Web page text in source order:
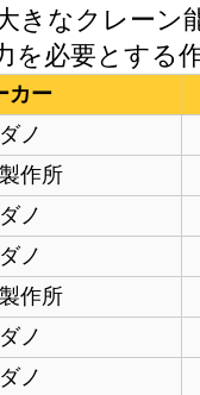
きなクレーン
を必要とする
カー
ノ
作所
ノ
ノ
作所
ノ
ノ